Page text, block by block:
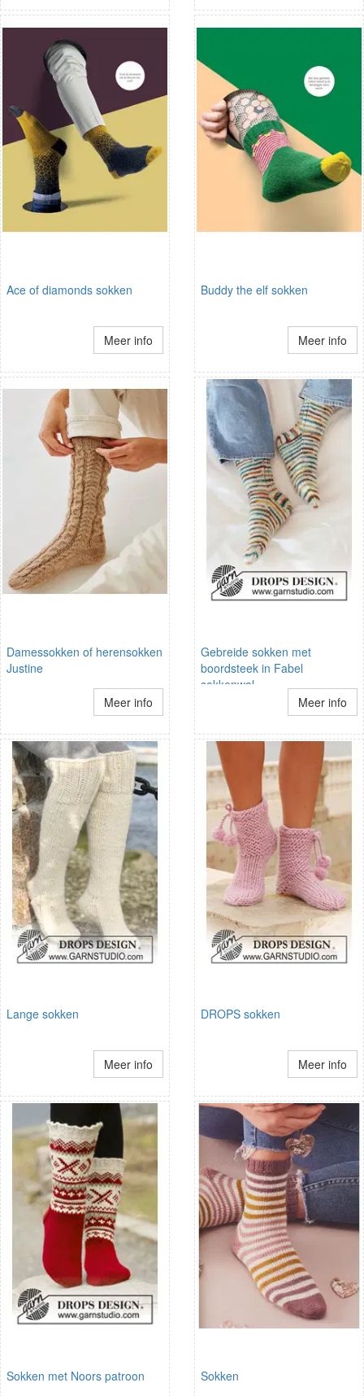
Ace of diamonds sokken
Meer info
Buddy the elf sokken
Meer info
Damessokken of herensokken
Justine
Meer info
Gebreide sokken met
boordsteek in Fabel
sokkenwol
Meer info
Lange sokken
Meer info
DROPS sokken
Meer info
Sokken met Noors patroon Sokken